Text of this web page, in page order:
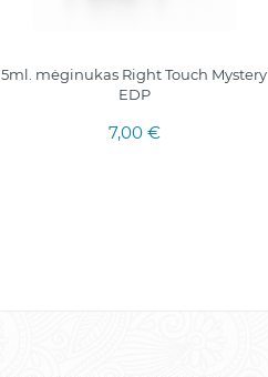
5ml. mėginukas Right Touch Mystery
EDP
7,00 €